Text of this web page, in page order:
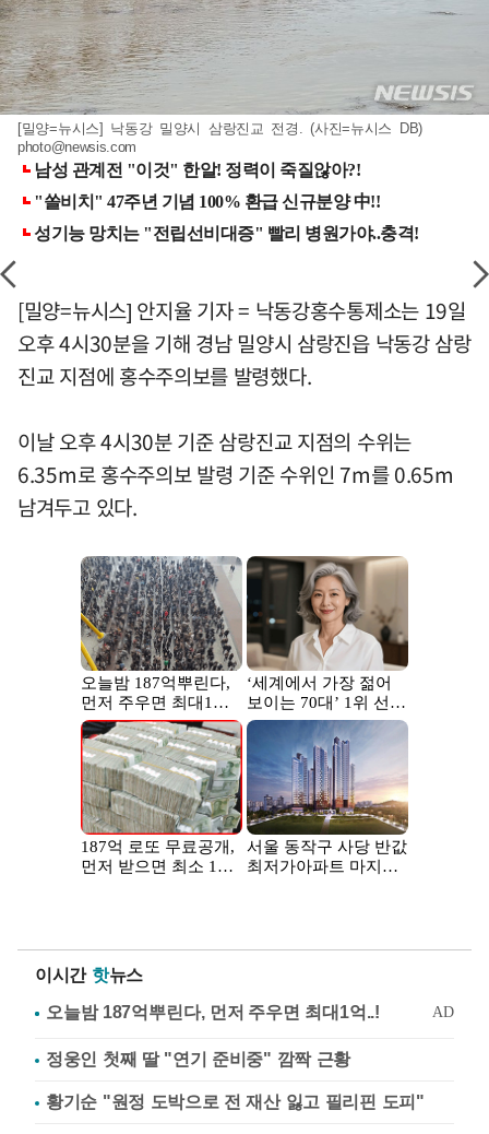
[밀양=뉴시스] 낙동강 밀양시 삼랑진교 전경. (사진=뉴시스 DB)
photo@newsis.com
[밀양=뉴시스] 안지율 기자 = 낙동강홍수통제소는 19일
오후 4시30분을 기해 경남 밀양시 삼랑진읍 낙동강 삼랑
진교 지점에 홍수주의보를 발령했다.
이날 오후 4시30분 기준 삼랑진교 지점의 수위는
6.35m로 홍수주의보 발령 기준 수위인 7m를 0.65m
남겨두고 있다.
이시간 핫뉴스
정웅인 첫째 딸 "연기 준비중" 깜짝 근황
황기순 "원정 도박으로 전 재산 잃고 필리핀 도피"